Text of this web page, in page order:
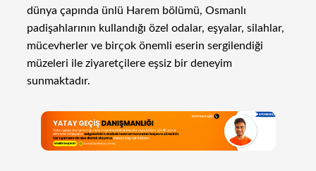
dünya çapında ünlü Harem bölümü, Osmanlı
padişahlarının kullandığı özel odalar, eşyalar, silahlar,
mücevherler ve birçok önemli eserin sergilendiği
müzeleri ile ziyaretçilere eşsiz bir deneyim
sunmaktadır.